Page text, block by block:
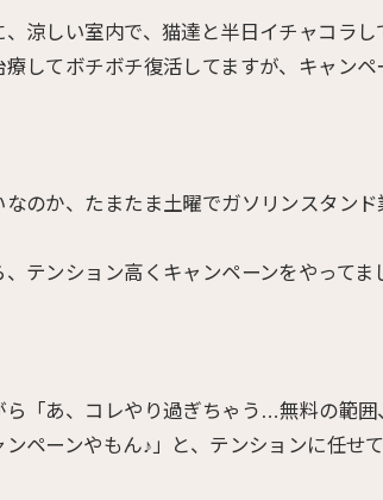
、涼しい室内で、猫達と半日イチャコラ
療してボチボチ復活してますが、キャンペ
なのか、たまたま土曜でガソリンスタンド
、テンション高くキャンペーンをやってま
ら「あ、コレやり過ぎちゃう…無料の範
ンペーンやもん♪」と、テンションに任せ